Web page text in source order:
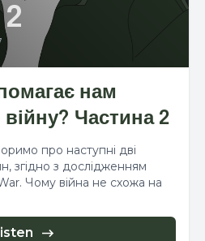
нам
Частина 2
про наступні дві
згідно з дослідженням
Чому війна не схожа на